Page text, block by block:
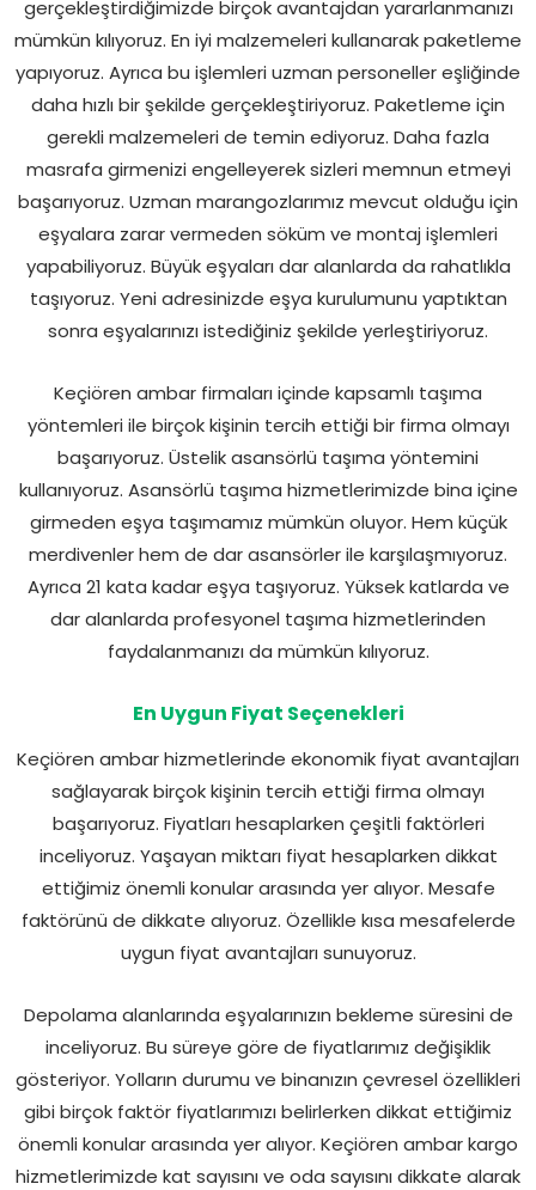
gerçekleştirdiğimizde birçok avantajdan yararlanmanızı
mümkün kılıyoruz. En iyi malzemeleri kullanarak paketleme
yapıyoruz. Ayrıca bu işlemleri uzman personeller eşliğinde
daha hızlı bir şekilde gerçekleştiriyoruz. Paketleme için
gerekli malzemeleri de temin ediyoruz. Daha fazla
masrafa girmenizi engelleyerek sizleri memnun etmeyi
başarıyoruz. Uzman marangozlarımız mevcut olduğu için
eşyalara zarar vermeden söküm ve montaj işlemleri
yapabiliyoruz. Büyük eşyaları dar alanlarda da rahatlıkla
taşıyoruz. Yeni adresinizde eşya kurulumunu yaptıktan
sonra eşyalarınızı istediğiniz şekilde yerleştiriyoruz.
Keçiören ambar firmaları içinde kapsamlı taşıma
yöntemleri ile birçok kişinin tercih ettiği bir firma olmayı
başarıyoruz. Üstelik asansörlü taşıma yöntemini
kullanıyoruz. Asansörlü taşıma hizmetlerimizde bina içine
girmeden eşya taşımamız mümkün oluyor. Hem küçük
merdivenler hem de dar asansörler ile karşılaşmıyoruz.
Ayrıca 21 kata kadar eşya taşıyoruz. Yüksek katlarda ve
dar alanlarda profesyonel taşıma hizmetlerinden
faydalanmanızı da mümkün kılıyoruz.
En Uygun Fiyat Seçenekleri
Keçiören ambar hizmetlerinde ekonomik fiyat avantajları
sağlayarak birçok kişinin tercih ettiği firma olmayı
başarıyoruz. Fiyatları hesaplarken çeşitli faktörleri
inceliyoruz. Yaşayan miktarı fiyat hesaplarken dikkat
ettiğimiz önemli konular arasında yer alıyor. Mesafe
faktörünü de dikkate alıyoruz. Özellikle kısa mesafelerde
uygun fiyat avantajları sunuyoruz.
Depolama alanlarında eşyalarınızın bekleme süresini de
inceliyoruz. Bu süreye göre de fiyatlarımız değişiklik
gösteriyor. Yolların durumu ve binanızın çevresel özellikleri
gibi birçok faktör fiyatlarımızı belirlerken dikkat ettiğimiz
önemli konular arasında yer alıyor. Keçiören ambar kargo
hizmetlerimizde kat sayısını ve oda sayısını dikkate alarak